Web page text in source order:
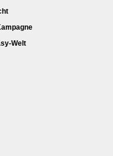
Welt